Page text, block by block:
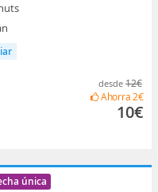
desde 12€
Ahorra 2€
10€
única